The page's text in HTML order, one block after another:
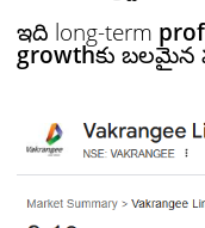
ఇది long-term
growthకు బలమైన